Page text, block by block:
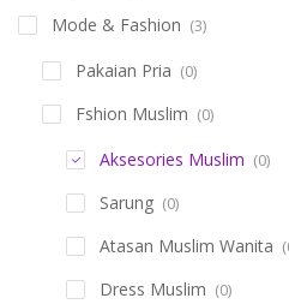
Mode & Fashion (3)
Pakaian Pria (0)
Fshion Muslim (0)
Aksesories Muslim (0)
Sarung (0)
Atasan Muslim Wanita
Dress Muslim (0)